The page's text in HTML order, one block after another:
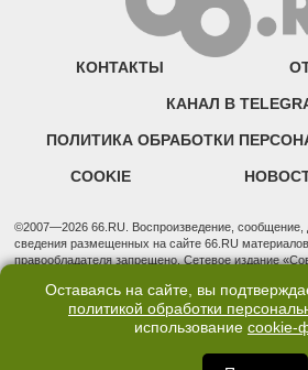
КОНТАКТЫ
КАНАЛ В
ПОЛИТИКА ОБРАБОТКИ
COOKIE
©2007—2026 66.RU. Воспроизведение, сообщение,
сведения размещенных на сайте 66.RU
правообладателя запрещено. Сетевое издание
надзору в сфере связи, информационных
(Роскомнадзор). Регистрационный номер ЭЛ № ФС
Учредитель: Общество с ограниченной
3, оф. 7015 Фактический адрес редакции и отдела
Оставаясь на сайте, вы
политикой обработки
использование cookie-